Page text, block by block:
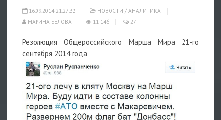
16.09.2014 21:27:32 НОВОСТИ / АНАЛИТИКА
МАРИНА БЕЛОВА
11 146 27
Резолюция Общероссийского Марша Мира 21-го
сентября 2014 года